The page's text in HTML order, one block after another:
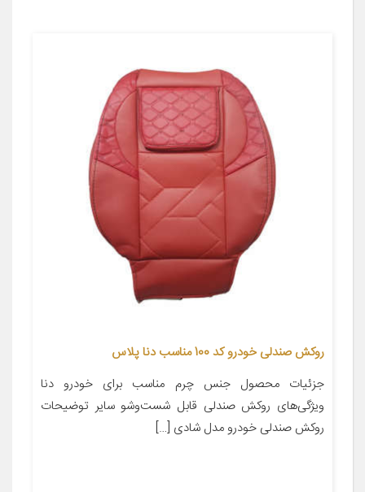
روکش صندلی خودرو کد 100 مناسب دنا پلاس
جزئیات محصول جنس چرم مناسب برای خودرو دنا
ویژگی‌های روکش صندلی قابل شست‌وشو سایر توضیحات
روکش صندلی خودرو مدل شادی […]